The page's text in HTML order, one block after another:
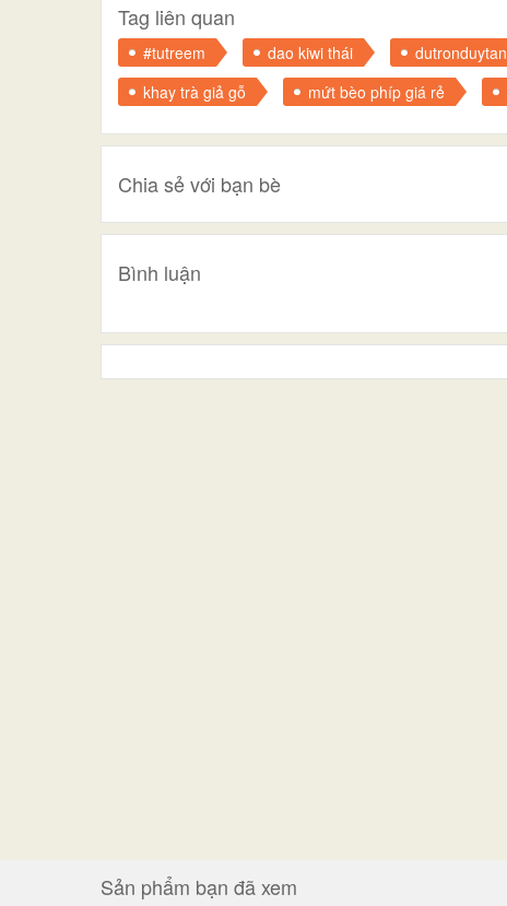
Tag liên quan
#tutreem dao kiwi thái dutronduytan
khay trà giả gỗ
mứt bèo phíp giá rẻ
Chia sẻ với bạn bè
Bình luận
Sản phẩm bạn đã xem